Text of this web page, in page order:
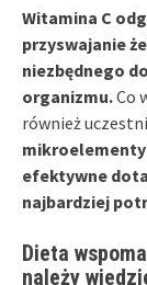
Witamina C
przyswajanie
niezbędnego
organizmu.Co
również
efektywne
najbardziej
Dieta
należy